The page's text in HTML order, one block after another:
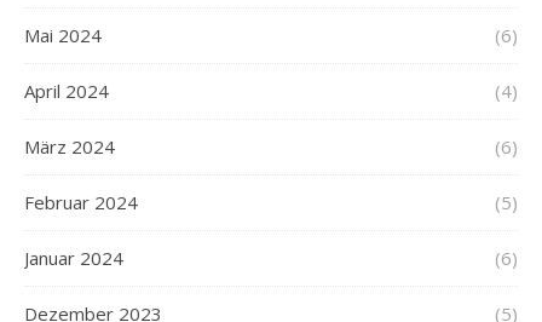
Mai 2024 (6)
April 2024 (4)
März 2024 (6)
Februar 2024 (5)
Januar 2024 (6)
Dezember 2023 (5)